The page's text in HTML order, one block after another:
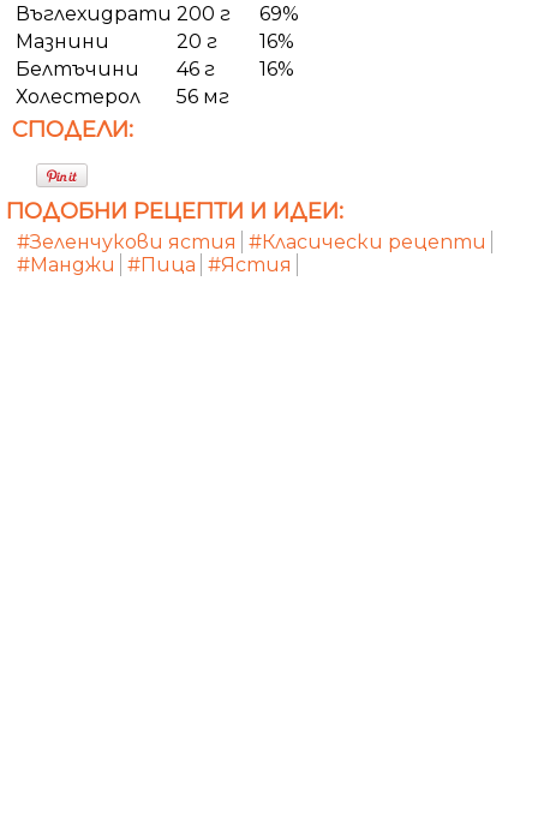
Въглехидрати 200 г
69%
Мазнини
20 г
16%
Белтъчини
46 г
16%
Холестерол
56 мг
СПОДЕЛИ:
ПОДОБНИ РЕЦЕПТИ И ИДЕИ:
#Зеленчукови ястия
#Класически рецепти
#Манджи
#Пица #Ястия